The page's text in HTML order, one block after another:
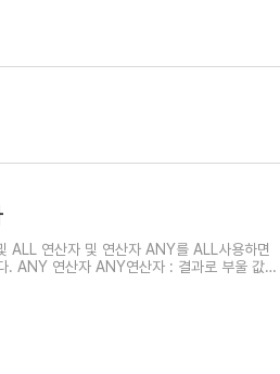
연산자 및 연산자 ANY를 ALL사용하면
. ANY 연산자 ANY연산자 : 결과로 부울 값을